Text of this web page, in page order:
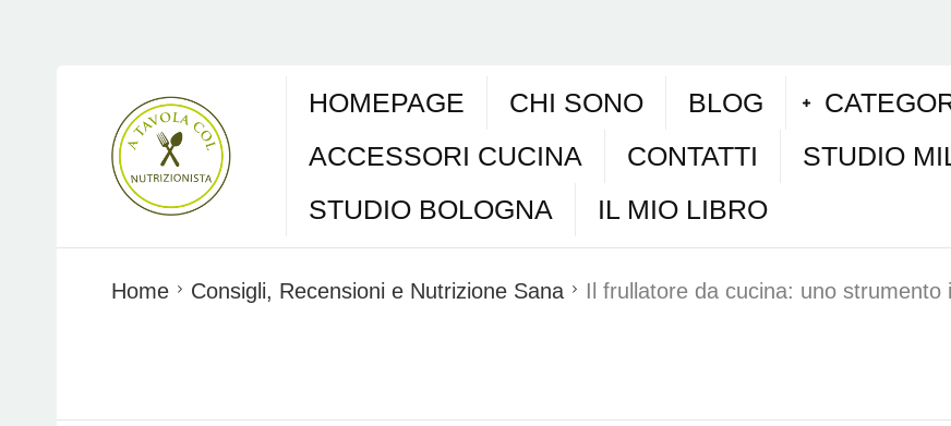
HOMEPAGE CHI SONO BLOG
ACCESSORI CUCINA
CONTATTI
STUDIO
STUDIO BOLOGNA
IL MIO LIBRO
Home Consigli, Recensioni e Nutrizione Sana Il frullatore da cucina: uno